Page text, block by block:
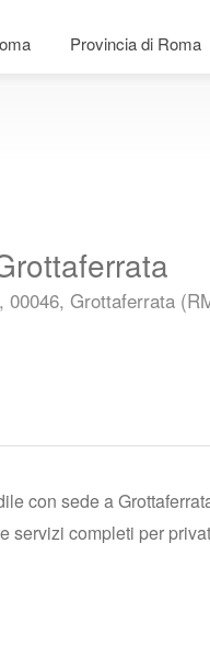
Provincia di Roma
00046, Grottaferrata
con sede a
servizi completi per